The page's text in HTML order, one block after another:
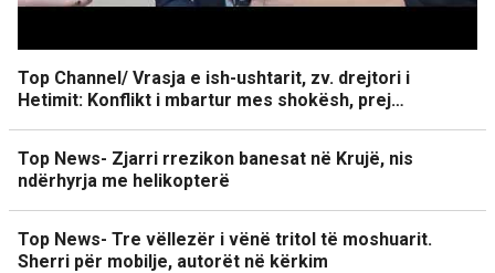
Top Channel/ Vrasja e ish-ushtarit, zv. drejtori i
Hetimit: Konflikt i mbartur mes shokësh, prej…
Top News- Zjarri rrezikon banesat në Krujë, nis
ndërhyrja me helikopterë
Top News- Tre vëllezër i vënë tritol të moshuarit.
Sherri për mobilje, autorët në kërkim